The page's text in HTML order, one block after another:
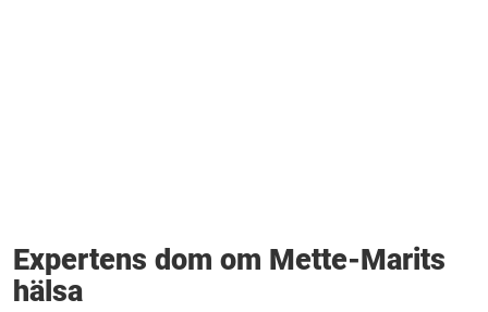
Expertens dom om Mette-Marits
hälsa